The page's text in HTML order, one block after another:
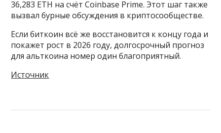
36,283 ETH на счёт Coinbase Prime. Этот шаг также
вызвал бурные обсуждения в криптосообществе.
Если биткоин всё же восстановится к концу года и
покажет рост в 2026 году, долгосрочный прогноз
для альткоина номер один благоприятный.
Источник